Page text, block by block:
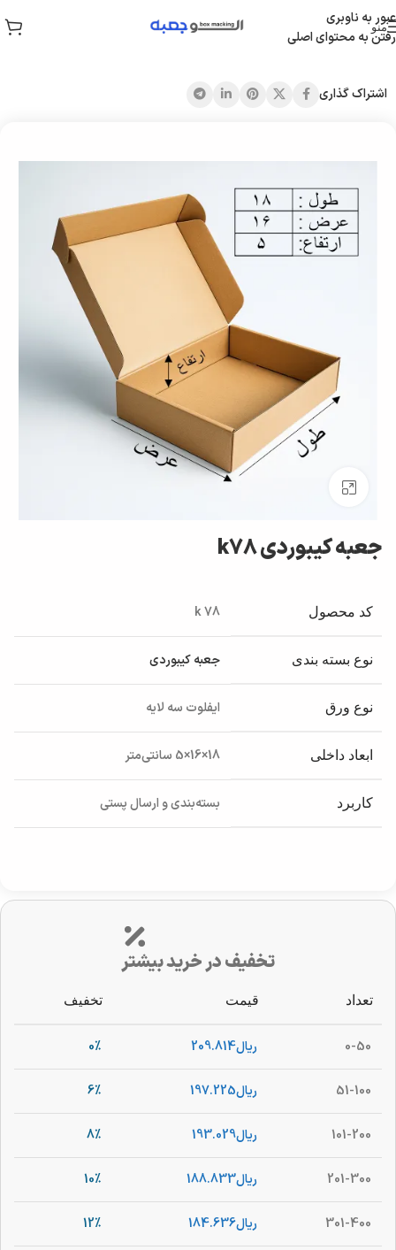
عبور به ناوبری
رفتن به محتوای اصلی
منو
خانه/جعبه کیبوردی
اشتراک گذاری
جعبه کیبوردی k78
کد محصول k 78
نوع بسته بندی جعبه کیبوردی
نوع ورق ایفلوت سه لایه
ابعاد داخلی 18×16×5 سانتی‌متر
کاربرد بسته‌بندی و ارسال پستی
تخفیف در خرید بیشتر
تعداد قیمت تخفیف
0-50 ریال209.814
0%
51-100 ریال197.225
6%
101-200 ریال193.029
8%
201-300 ریال188.833
10%
301-400 ریال184.636
12%